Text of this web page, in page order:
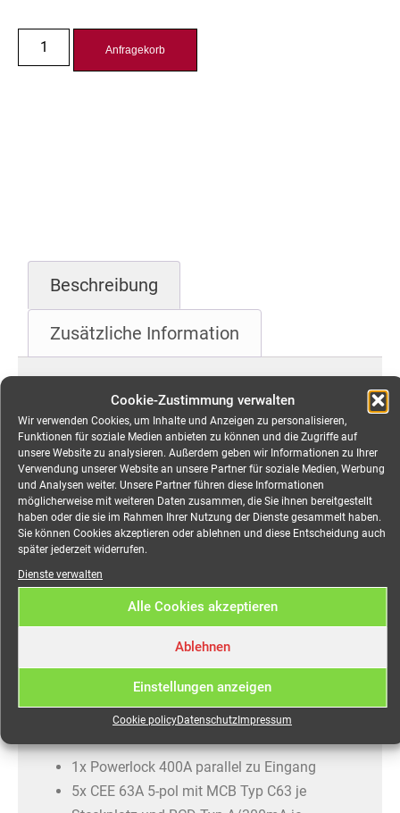
Cookie-Zustimmung verwalten
Wir verwenden Cookies, um Inhalte und Anzeigen zu personalisieren,
Funktionen für soziale Medien anbieten zu können und die Zugriffe auf
unsere Website zu analysieren. Außerdem geben wir Informationen zu Ihrer
Verwendung unserer Website an unsere Partner für soziale Medien, Werbung
und Analysen weiter. Unsere Partner führen diese Informationen
möglicherweise mit weiteren Daten zusammen, die Sie ihnen bereitgestellt
haben oder die sie im Rahmen Ihrer Nutzung der Dienste gesammelt haben.
Sie können Cookies akzeptieren oder ablehnen und diese Entscheidung auch
später jederzeit widerrufen.
Dienste verwalten
Alle Cookies akzeptieren
Ablehnen
Einstellungen anzeigen
Cookie policyDatenschutzImpressum
Anfragekorb
Beschreibung
Zusätzliche Information
Beschreibung
Verteiler Powerlock 400A
auf 1x Powerlock 400A, 5x
CEE 63A, 1x PE-Dinse
mieten
Robuster Event-Stromverteiler für Messe, Event,
Open-Air, Veranstaltungen jeglicher Art.
Powerlock 400A
Phasenkontrollleuchten
1x Powerlock 400A parallel zu Eingang
5x CEE 63A 5-pol mit MCB Typ C63 je